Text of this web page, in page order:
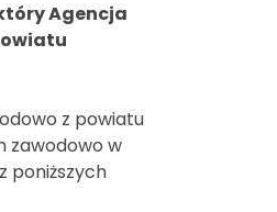
Agencja
z powiatu
zawodowo w
poniższych